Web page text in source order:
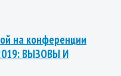
на конференции
ВЫЗОВЫ И